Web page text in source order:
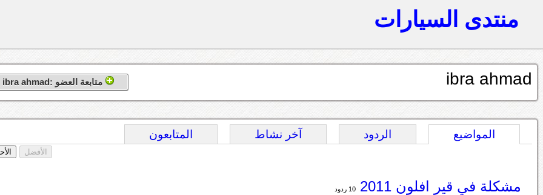
منتدى السيارات
ibra ahmad متابعة العضو :ibra ahmad
المواضيع الردود آخر نشاط المتابعون
الأفضل
مشكلة في قير افلون 2011 10 ردود